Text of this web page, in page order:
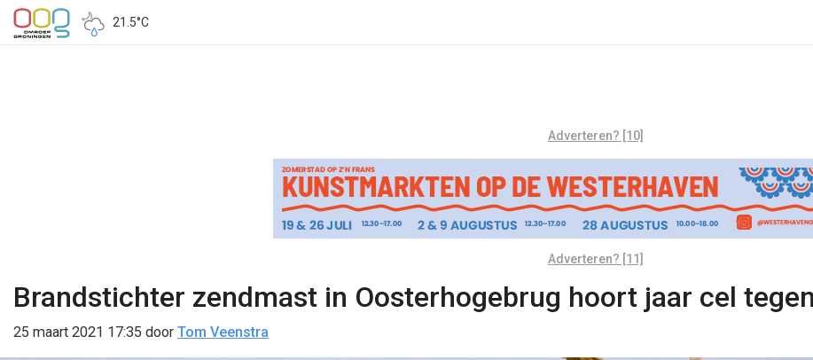
21.5°C
Adverteren? [10]
Adverteren? [11]
Brandstichter zendmast in Oosterhogebrug hoort jaar cel
25 maart 2021 17:35 door Tom Veenstra